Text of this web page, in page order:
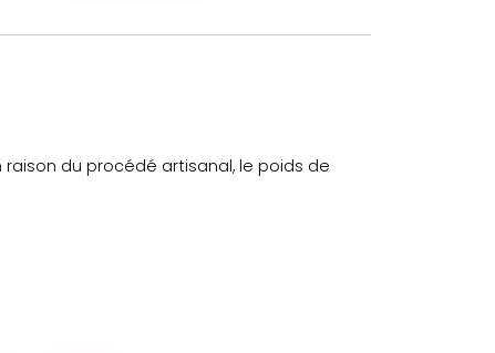
du procédé artisanal, le poids de